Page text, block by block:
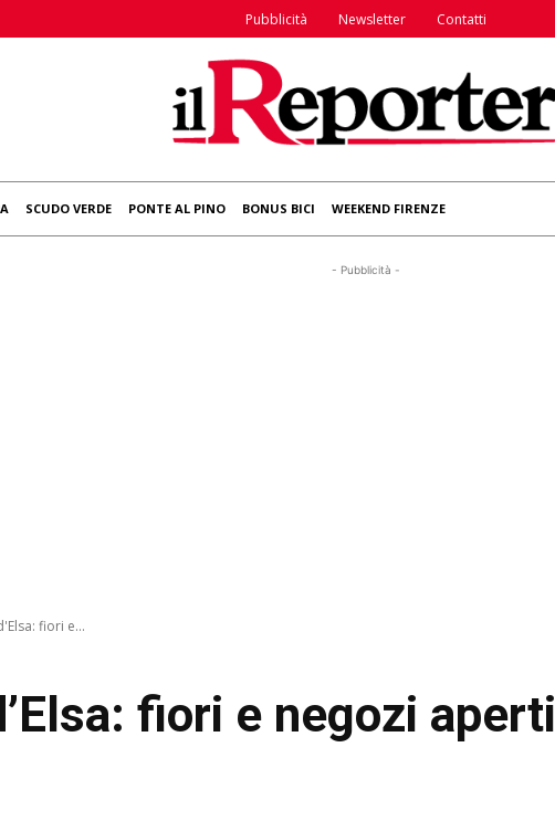
Pubblicità Newsletter Contatti
SCUDO VERDE PONTE AL PINO BONUS BICI WEEKEND FIRENZE
- Pubblicità -
fiori e...
fiori e negozi aperti